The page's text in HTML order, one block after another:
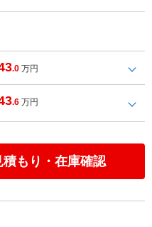
.0 万円
.6 万円
積もり・在庫確認